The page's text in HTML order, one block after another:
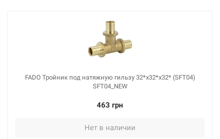
FADO Тройник под натяжную гильзу 32*х32*х32* (SFT04)
SFT04_NEW
463 грн
Нет в наличии